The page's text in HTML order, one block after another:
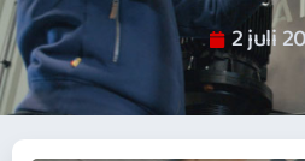
2 juli